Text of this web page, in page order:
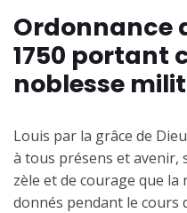
Ordonnance
1750 portant
noblesse
Louis par la grâce de
à tous présens et avenir,
zèle et de courage que
donnés pendant le cours